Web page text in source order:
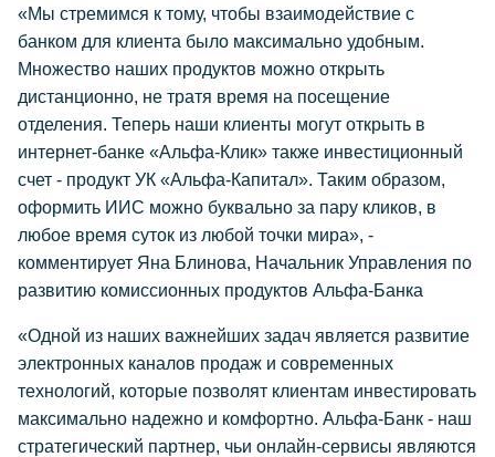
«Мы стремимся к тому, чтобы взаимодействие с
банком для клиента было максимально удобным.
Множество наших продуктов можно открыть
дистанционно, не тратя время на посещение
отделения. Теперь наши клиенты могут открыть в
интернет-банке «Альфа-Клик» также инвестиционный
счет - продукт УК «Альфа-Капитал». Таким образом,
оформить ИИС можно буквально за пару кликов, в
любое время суток из любой точки мира», -
комментирует Яна Блинова, Начальник Управления по
развитию комиссионных продуктов Альфа-Банка
«Одной из наших важнейших задач является развитие
электронных каналов продаж и современных
технологий, которые позволят клиентам инвестировать
максимально надежно и комфортно. Альфа-Банк - наш
стратегический партнер, чьи онлайн-сервисы являются